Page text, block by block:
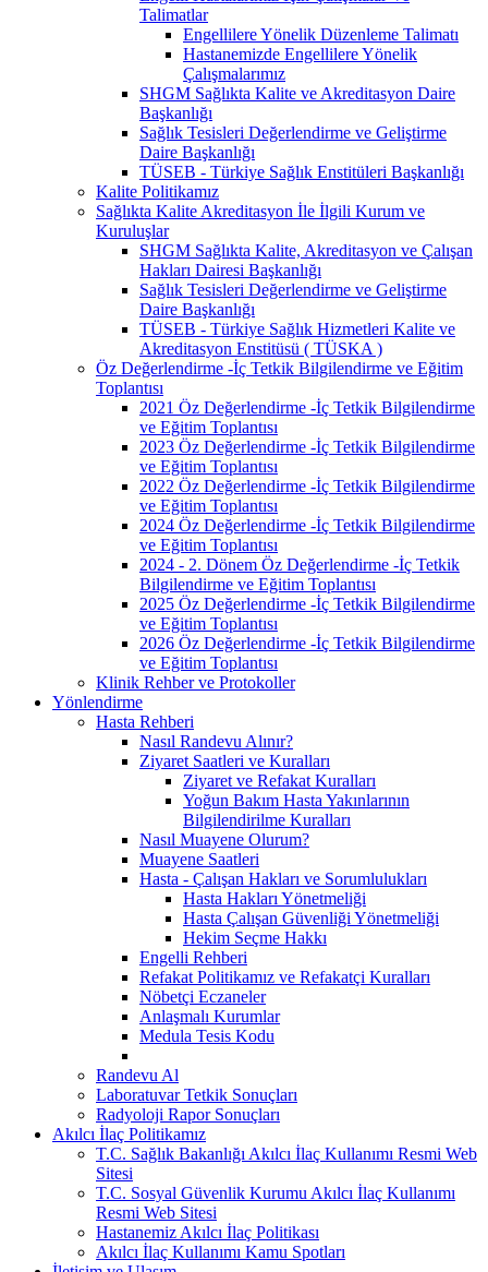
Talimatlar
Engellilere Yönelik Düzenleme Talimatı
Hastanemizde Engellilere Yönelik
Çalışmalarımız
SHGM Sağlıkta Kalite ve Akreditasyon Daire
Başkanlığı
Sağlık Tesisleri Değerlendirme ve Geliştirme
Daire Başkanlığı
TÜSEB - Türkiye Sağlık Enstitüleri Başkanlığı
Kalite Politikamız
Sağlıkta Kalite Akreditasyon İle İlgili Kurum ve
Kuruluşlar
SHGM Sağlıkta Kalite, Akreditasyon ve Çalışan
Hakları Dairesi Başkanlığı
Sağlık Tesisleri Değerlendirme ve Geliştirme
Daire Başkanlığı
TÜSEB - Türkiye Sağlık Hizmetleri Kalite ve
Akreditasyon Enstitüsü ( TÜSKA )
Öz Değerlendirme -İç Tetkik Bilgilendirme ve Eğitim
Toplantısı
2021 Öz Değerlendirme -İç Tetkik Bilgilendirme
ve Eğitim Toplantısı
2023 Öz Değerlendirme -İç Tetkik Bilgilendirme
ve Eğitim Toplantısı
2022 Öz Değerlendirme -İç Tetkik Bilgilendirme
ve Eğitim Toplantısı
2024 Öz Değerlendirme -İç Tetkik Bilgilendirme
ve Eğitim Toplantısı
2024 - 2. Dönem Öz Değerlendirme -İç Tetkik
Bilgilendirme ve Eğitim Toplantısı
2025 Öz Değerlendirme -İç Tetkik Bilgilendirme
ve Eğitim Toplantısı
2026 Öz Değerlendirme -İç Tetkik Bilgilendirme
ve Eğitim Toplantısı
Klinik Rehber ve Protokoller
Yönlendirme
Hasta Rehberi
Nasıl Randevu Alınır?
Ziyaret Saatleri ve Kuralları
Ziyaret ve Refakat Kuralları
Yoğun Bakım Hasta Yakınlarının
Bilgilendirilme Kuralları
Nasıl Muayene Olurum?
Muayene Saatleri
Hasta - Çalışan Hakları ve Sorumlulukları
Hasta Hakları Yönetmeliği
Hasta Çalışan Güvenliği Yönetmeliği
Hekim Seçme Hakkı
Engelli Rehberi
Refakat Politikamız ve Refakatçi Kuralları
Nöbetçi Eczaneler
Anlaşmalı Kurumlar
Medula Tesis Kodu
Randevu Al
Laboratuvar Tetkik Sonuçları
Radyoloji Rapor Sonuçları
Akılcı İlaç Politikamız
T.C. Sağlık Bakanlığı Akılcı İlaç Kullanımı Resmi Web
Sitesi
T.C. Sosyal Güvenlik Kurumu Akılcı İlaç Kullanımı
Resmi Web Sitesi
Hastanemiz Akılcı İlaç Politikası
Akılcı İlaç Kullanımı Kamu Spotları